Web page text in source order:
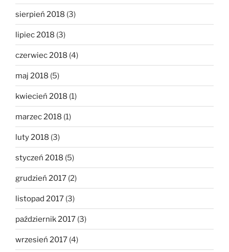
sierpień 2018 (3)
lipiec 2018 (3)
czerwiec 2018 (4)
maj 2018 (5)
kwiecień 2018 (1)
marzec 2018 (1)
luty 2018 (3)
styczeń 2018 (5)
grudzień 2017 (2)
listopad 2017 (3)
październik 2017 (3)
wrzesień 2017 (4)